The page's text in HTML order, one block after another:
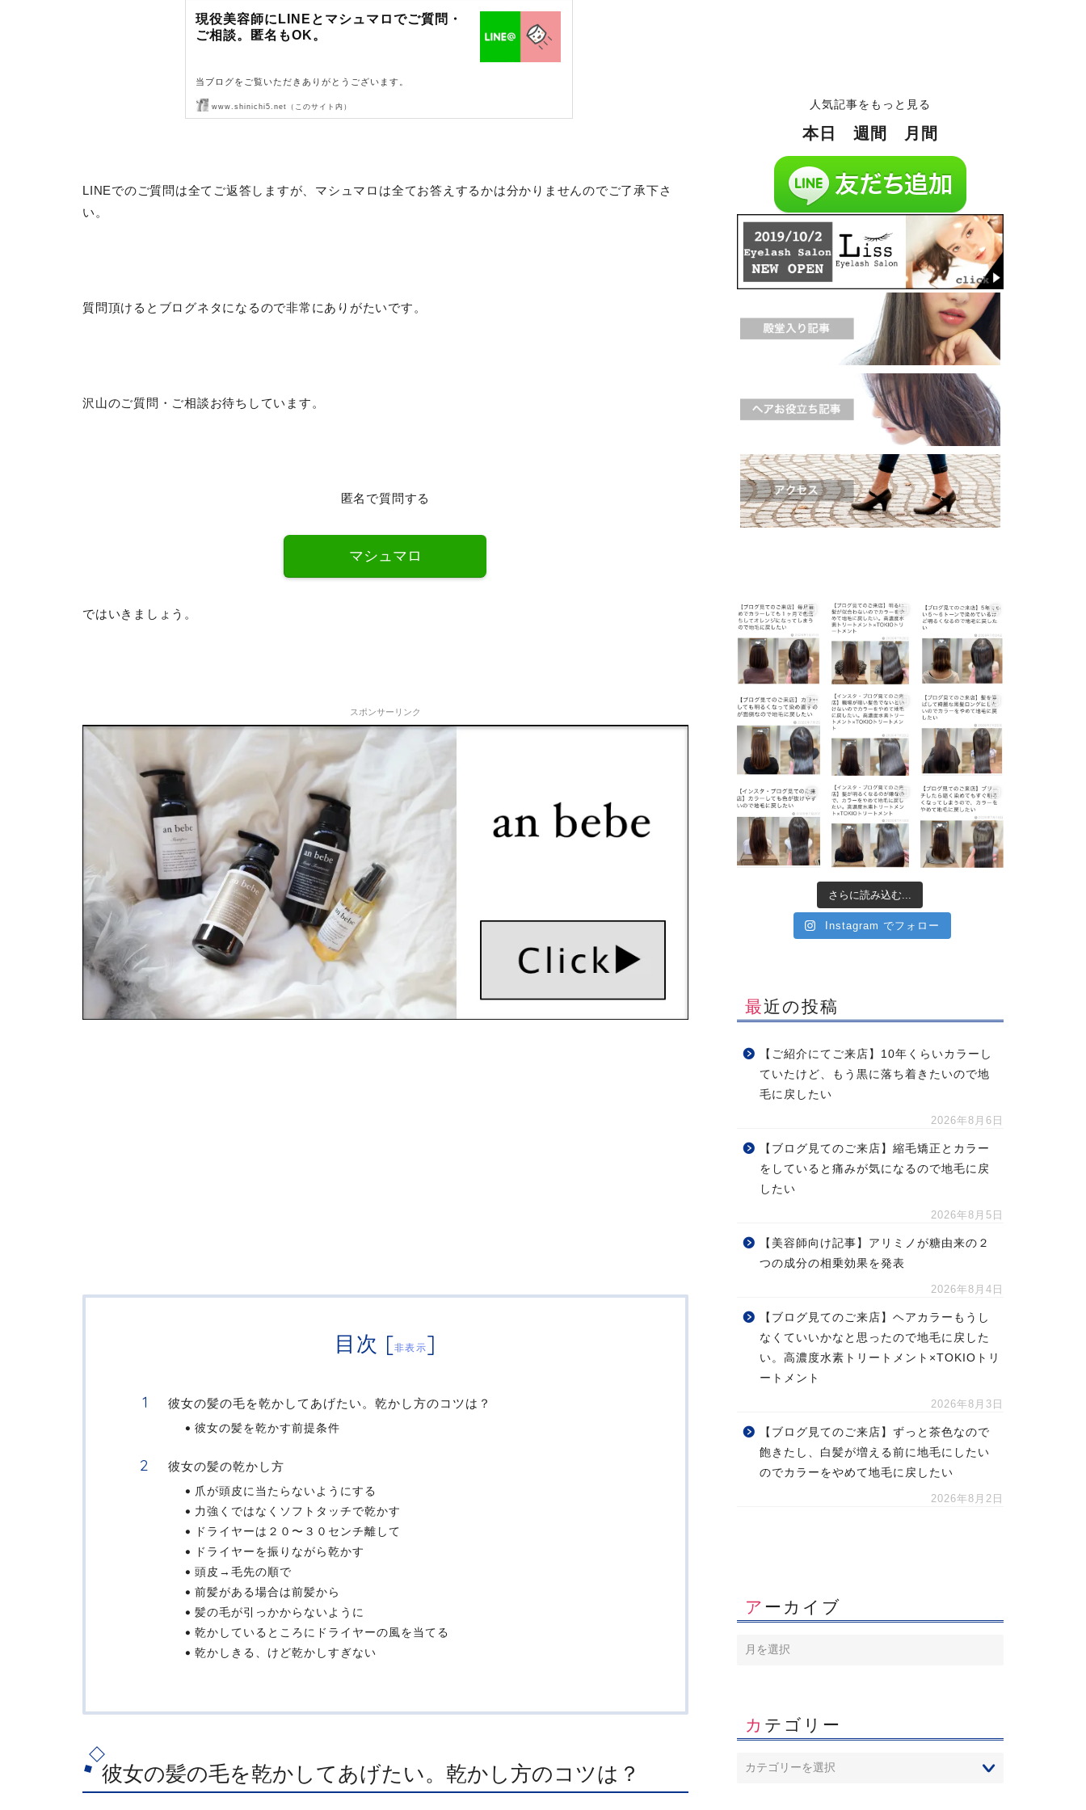
現役美容師にLINEとマシュマロでご質問・
ご相談。匿名もOK。
当ブログをご覧いただきありがとうございます。
当ブログでは無料でご質問・ご相談を受付けています。
www.shinichi5.net（このサイト内）
LINEでのご質問は全てご返答しますが、マシュマロは全てお答えするかは分かりませんのでご了承下さ
い。
質問頂けるとブログネタになるので非常にありがたいです。
沢山のご質問・ご相談お待ちしています。
匿名で質問する
マシュマロ
ではいきましょう。
スポンサーリンク
目次 [非表示]
彼女の髪の毛を乾かしてあげたい。乾かし方のコツは？
彼女の髪を乾かす前提条件
彼女の髪の乾かし方
爪が頭皮に当たらないようにする
力強くではなくソフトタッチで乾かす
ドライヤーは２０〜３０センチ離して
ドライヤーを振りながら乾かす
頭皮→毛先の順で
前髪がある場合は前髪から
髪の毛が引っかからないように
乾かしているところにドライヤーの風を当てる
乾かしきる、けど乾かしすぎない
彼女の髪の毛を乾かしてあげたい。乾かし方のコツは？
人気記事をもっと見る
本日 週間 月間
さらに読み込む...
Instagram でフォロー
最近の投稿
【ご紹介にてご来店】10年くらいカラーし
ていたけど、もう黒に落ち着きたいので地
毛に戻したい
2026年8月6日
【ブログ見てのご来店】縮毛矯正とカラー
をしていると痛みが気になるので地毛に戻
したい
2026年8月5日
【美容師向け記事】アリミノが糖由来の２
つの成分の相乗効果を発表
2026年8月4日
【ブログ見てのご来店】ヘアカラーもうし
なくていいかなと思ったので地毛に戻した
い。高濃度水素トリートメント×TOKIOトリ
ートメント
2026年8月3日
【ブログ見てのご来店】ずっと茶色なので
飽きたし、白髪が増える前に地毛にしたい
のでカラーをやめて地毛に戻したい
2026年8月2日
アーカイブ
カテゴリー